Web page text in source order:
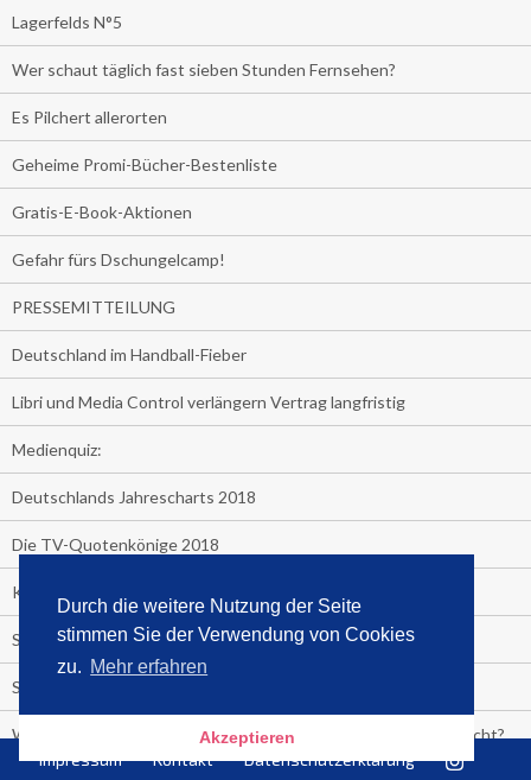
Durch die weitere Nutzung der Seite
stimmen Sie der Verwendung von Cookies
zu. Mehr erfahren
Akzeptieren
Lagerfelds N°5
Wer schaut täglich fast sieben Stunden Fernsehen?
Es Pilchert allerorten
Geheime Promi-Bücher-Bestenliste
Gratis-E-Book-Aktionen
Gefahr fürs Dschungelcamp!
PRESSEMITTEILUNG
Deutschland im Handball-Fieber
Libri und Media Control verlängern Vertrag langfristig
Medienquiz:
Deutschlands Jahrescharts 2018
Die TV-Quotenkönige 2018
KNV und Media Control verlängern vorzeitig Zusammenarbeit
STRENG VERTRAULICH
Streaming verändert TV?
Welcher TV-Sender hat seine Marktanteile seit 2013 vervierfacht?
Impressum Kontakt Datenschutzerklärung